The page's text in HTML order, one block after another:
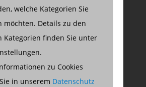
welche Kategorien Sie
möchten. Details zu den
Kategorien finden Sie unter
zu Cookies
in unserem Datenschutz
XING
zu meinem XING-Profil